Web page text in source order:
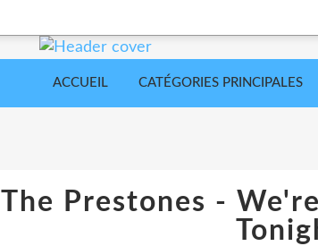
ACCUEIL CATÉGORIES PRINCIPALES
The Prestones -